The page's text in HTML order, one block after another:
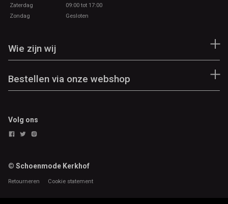
Zaterdag
09:00 tot 17:00
Zondag
Gesloten
Wie zijn wij
Bestellen via onze webshop
Volg ons
© Schoenmode Kerkhof
Retourneren Cookie statement